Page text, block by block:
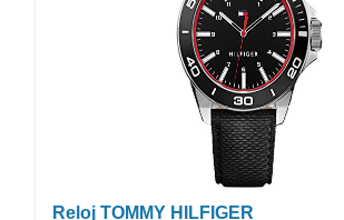
Reloj TOMMY HILFIGER